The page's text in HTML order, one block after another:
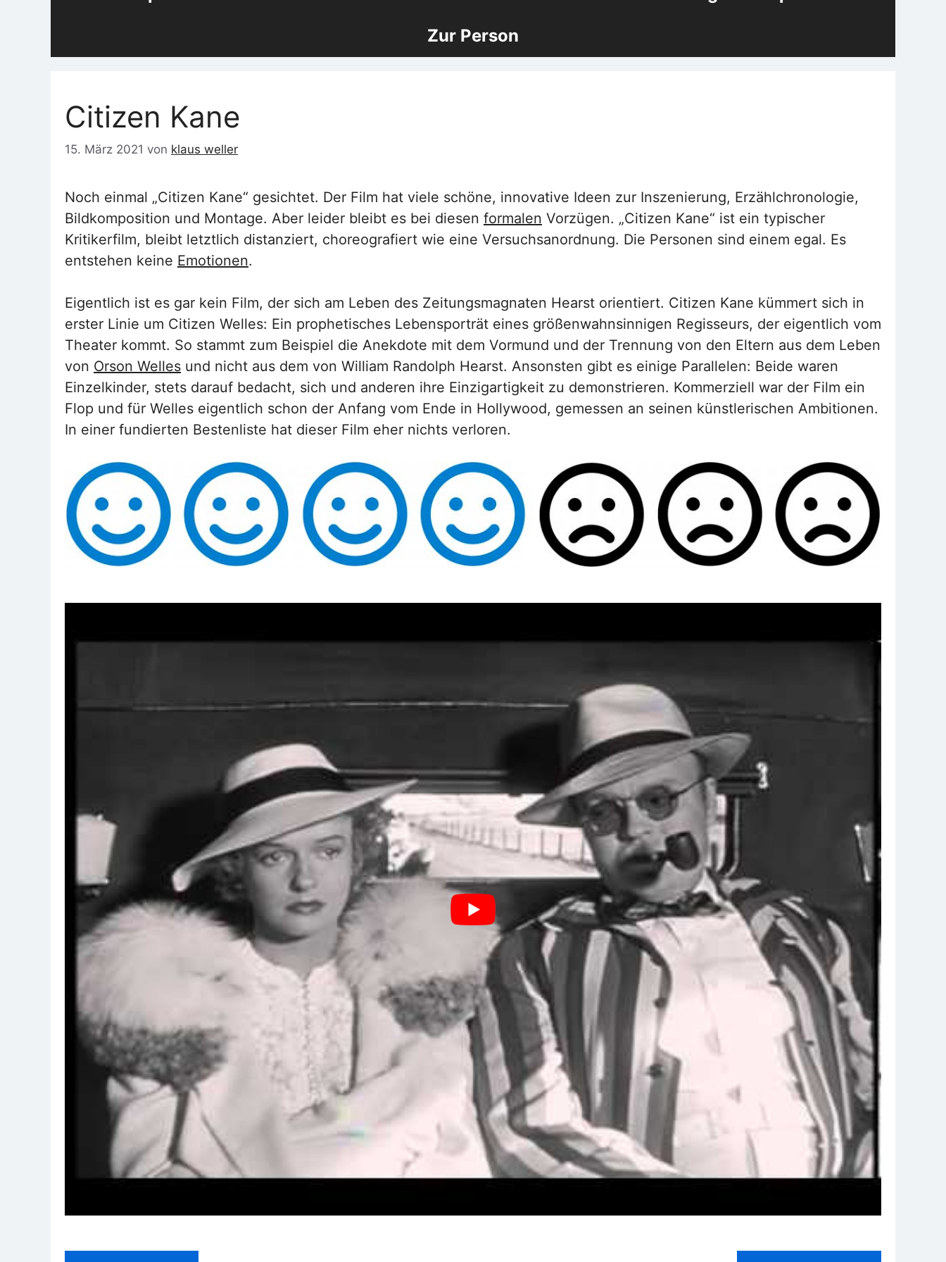
Zur Person
Citizen Kane
15. März 2021 von klaus weller
Noch einmal „Citizen Kane“ gesichtet. Der Film hat viele schöne, innovative Ideen zur Inszenierung, Erzählchronologie,
Bildkomposition und Montage. Aber leider bleibt es bei diesen formalen Vorzügen. „Citizen Kane“ ist ein typischer
Kritikerfilm, bleibt letztlich distanziert, choreografiert wie eine Versuchsanordnung. Die Personen sind einem egal. Es
entstehen keine Emotionen.
Eigentlich ist es gar kein Film, der sich am Leben des Zeitungsmagnaten Hearst orientiert. Citizen Kane kümmert sich in
erster Linie um Citizen Welles: Ein prophetisches Lebensporträt eines größenwahnsinnigen Regisseurs, der eigentlich vom
Theater kommt. So stammt zum Beispiel die Anekdote mit dem Vormund und der Trennung von den Eltern aus dem Leben
von Orson Welles und nicht aus dem von William Randolph Hearst. Ansonsten gibt es einige Parallelen: Beide waren
Einzelkinder, stets darauf bedacht, sich und anderen ihre Einzigartigkeit zu demonstrieren. Kommerziell war der Film ein
Flop und für Welles eigentlich schon der Anfang vom Ende in Hollywood, gemessen an seinen künstlerischen Ambitionen.
In einer fundierten Bestenliste hat dieser Film eher nichts verloren.